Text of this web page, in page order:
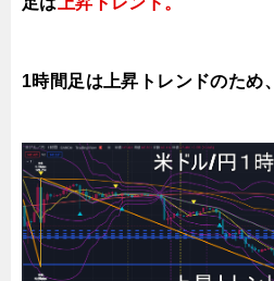
1時間足は上昇トレンドのため、